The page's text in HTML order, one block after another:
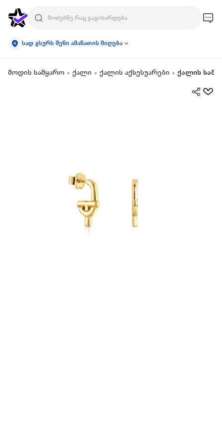
სად გსურს შენი ამანათის მიღება
მოდის სამყარო ქალი ქალის აქსესუარები ქალის